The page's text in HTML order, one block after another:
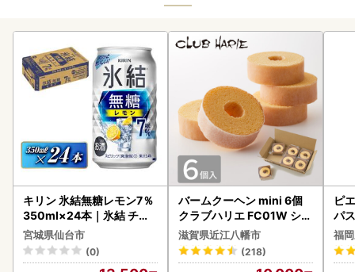
キリン 氷結無糖レモン7％
350ml×24本｜氷結 チュ
ーハイ 仙台市
宮城県仙台市
(0)
バームクーヘン mini 6個
クラブハリエ FC01W シェ
アボックス バウムクーヘ
ン
滋賀県近江八幡市
(218)
ピ
パ
福